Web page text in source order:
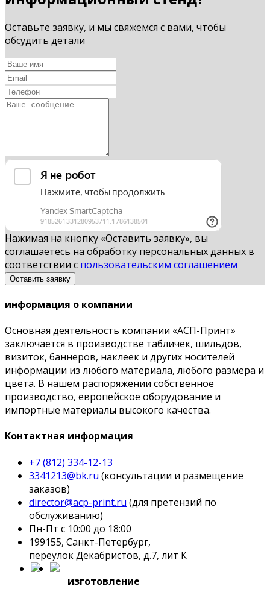
Оставьте заявку, и мы свяжемся с вами, чтобы
обсудить детали
Нажимая на кнопку «Оставить заявку», вы
соглашаетесь на обработку персональных данных в
соответствии с пользовательским соглашением
Оставить заявку
информация о компании
Основная деятельность компании «АСП-Принт»
заключается в производстве табличек, шильдов,
визиток, баннеров, наклеек и других носителей
информации из любого материала, любого размера и
цвета. В нашем распоряжении собственное
производство, европейское оборудование и
импортные материалы высокого качества.
Контактная информация
+7 (812) 334-12-13
3341213@bk.ru (консультации и размещение
заказов)
director@acp-print.ru (для претензий по
обслуживанию)
Пн-Пт с 10:00 до 18:00
199155, Санкт-Петербург,
переулок Декабристов, д.7, лит К
изготовление